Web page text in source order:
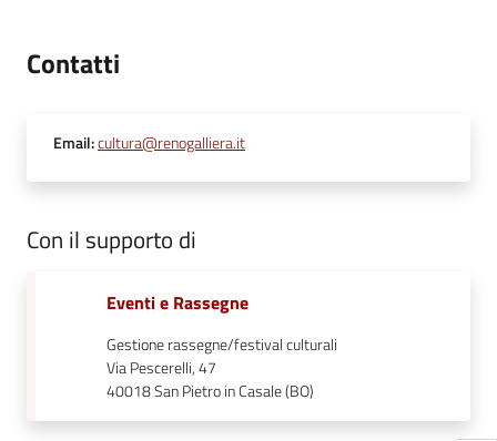
Contatti
Email:cultura@renogalliera.it
Con il supporto di
Eventi e Rassegne
Gestione rassegne/festival culturali
Via Pescerelli, 47
40018San Pietro in Casale (BO)